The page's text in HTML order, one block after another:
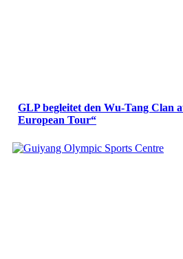
GLP begleitet den Wu-Tang Clan
European Tour“